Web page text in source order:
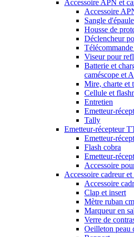
Accessoire APN et
Accessoire
Sangle
Housse de
Déclencheur
Viseur pour
Batterie et
caméscope et
Mire, charte et
Cellule et
Entretien
Emetteur-
Tally
Emetteur-récepteur
Emetteur-
Flash cobra
Emetteur-
Accessoire
Accessoire cadreur
Accessoire
Clap et insert
Mètre ruban
Marqueur en
Verre de
Oeilleton peau